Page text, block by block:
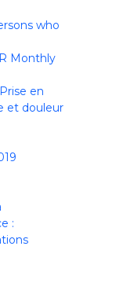
who
Monthly
en
et douleur
: